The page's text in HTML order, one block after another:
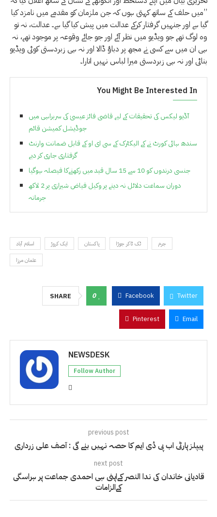
’’میں حلف کے ساتھ کہتی ہوں کہ جن ملزمان کو مقدمے میں نامزد کیا
گیا ہے اور جنہیں گرفتار کرکے عدالت میں پیش کیا گیا ہے۔ عدالت، نہ تو
وہ لوگ تھے جو ویڈیو میں نظر آئے اور جو جائے وقوعہ پر موجود تھے، نہ
ہی ان میں سے کسی نے مجھ پر دباؤ ڈالا اور نہ ہی زبردستی کوئی ویڈیو
بنائی اور نہ ہی زبردستی میرا لباس نہیں اتارا۔
You Might Be Interested In
آڈیو لیکس کی تحقیقات کے لیے قاضی فائز عیسیٰ کی سربراہی میں
جوڈیشل کمیشن قائم
سندھ ہائی کورٹ نے کے الیکٹرک کے سی ای او کے قابل ضمانت وارنٹ
گرفتاری جاری کر دیے
جنسی درندوں کو 10 سے 15 سال قید میں رکھنےکا فیصلہ ہوگیا
دوران سماعت دلائل نہ دینے پر وکیل فیاض شیرازی پر 2 لاکھ
جرمانہ
اسلام آباد ایک کروڑ پاکستان ٹک ٹاکر جوڑا
جرم
عثمان مرزا
SHARE 0 Facebook Twitter
Pinterest Email
NEWSDESK
Follow Author
previous post
پیپلز پارٹی اب پی ڈی ایم کا حصہ نہیں بنے گی : آصف علی زرداری
next post
قادیانی خاندان کی ندا النصر کےاپنی ہی احمدی جماعت پر ہراسگی
کےالزامات